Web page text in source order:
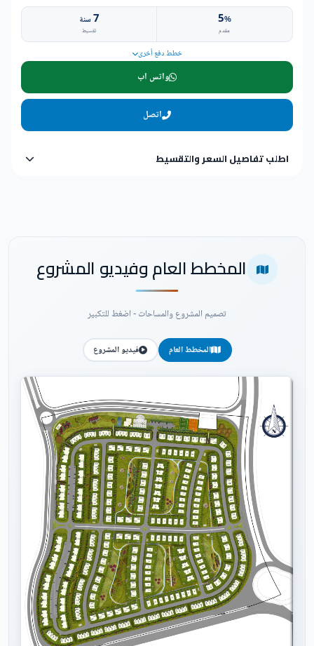
5%
مقدم
7سنة
تقسيط
خطط دفع أخرى
واتس اب
اتصل
اطلب تفاصيل السعر والتقسيط
المخطط العام وفيديو المشروع
تصميم المشروع والمساحات - اضغط للتكبير
المخطط العام فيديو المشروع